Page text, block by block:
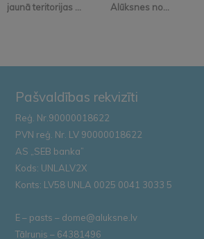
jaunā teritorijas ...
Alūksnes no...
Pašvaldības rekvizīti
Reģ. Nr.90000018622
PVN reģ. Nr. LV 90000018622
AS „SEB banka”
Kods: UNLALV2X
Konts: LV58 UNLA 0025 0041 3033 5
E – pasts – dome@aluksne.lv
Tālrunis – 64381496